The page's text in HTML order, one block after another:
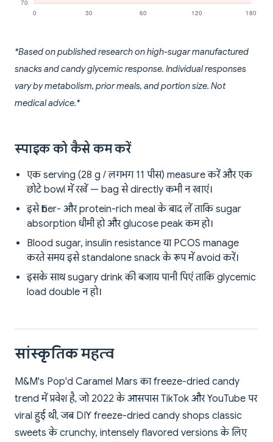
*Based on published research on high-sugar manufactured
snacks and candy glycemic response. Individual responses
vary by metabolism, prior meals, and portion size. Not
medical advice.*
स्पाइक को कैसे कम करें
एक serving (28 g / लगभग 11 पीस) measure करें और एक
छोटे bowl में रखें — bag से directly कभी न खाएं।
इसे fiber- और protein-rich meal के बाद लें ताकि sugar
absorption धीमी हो और glucose peak कम हो।
Blood sugar, insulin resistance या PCOS manage
करते समय इसे standalone snack के रूप में avoid करें।
इसके साथ sugary drink की बजाय पानी पिएं ताकि glycemic
load double न हो।
सांस्कृतिक महत्व
M&M's Pop'd Caramel Mars का freeze-dried candy
trend में प्रवेश है, जो 2022 के आसपास TikTok और YouTube पर
viral हुई थी, जब DIY freeze-dried candy shops classic
sweets के crunchy, intensely flavored versions के लिए